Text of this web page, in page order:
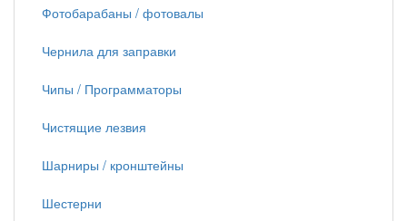
Фотобарабаны / фотовалы
Чернила для заправки
Чипы / Программаторы
Чистящие лезвия
Шарниры / кронштейны
Шестерни